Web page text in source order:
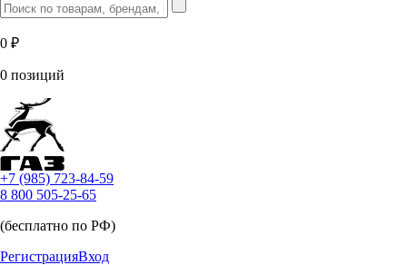
0 ₽
0 позиций
+7 (985) 723-84-59
8 800 505-25-65
(бесплатно по РФ)
РегистрацияВход